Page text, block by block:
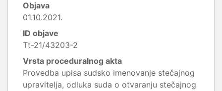
Objava
01.10.2021.
ID objave
Tt-21/43203-2
Vrsta proceduralnog akta
Provedba upisa sudsko imenovanje stečajnog
upravitelja, odluka suda o otvaranju stečajnog